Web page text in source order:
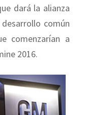
dará la alianza
común
comenzarían a
2016.